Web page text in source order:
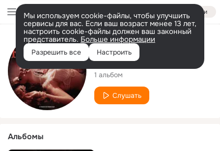
Войти
Мы используем cookie-файлы, чтобы улучшить
сервисы для вас. Если ваш возраст менее 13 лет,
настроить cookie-файлы должен ваш законный
представитель. Больше информации
Разрешить все Настроить
Исполнитель
Crimson Peak
1 альбом
Слушать
Альбомы